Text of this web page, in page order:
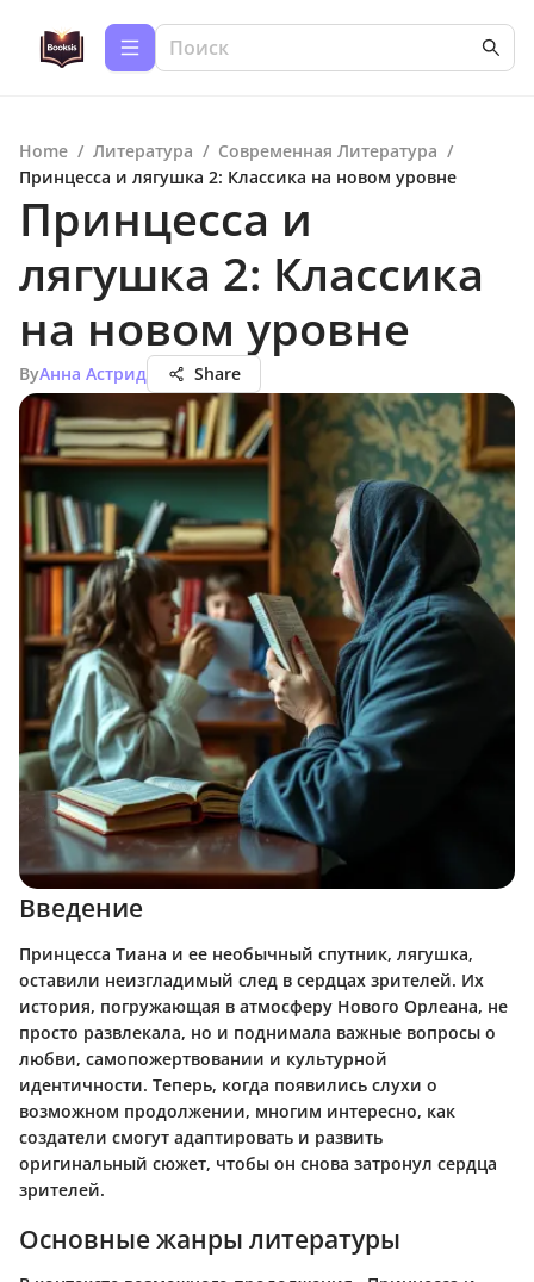
Home / Литература / Современная Литература /
Принцесса и лягушка 2: Классика на новом уровне
Принцесса и
лягушка 2: Классика
на новом уровне
ByАнна Астрид Share
Введение
Принцесса Тиана и ее необычный спутник, лягушка,
оставили неизгладимый след в сердцах зрителей. Их
история, погружающая в атмосферу Нового Орлеана, не
просто развлекала, но и поднимала важные вопросы о
любви, самопожертвовании и культурной
идентичности. Теперь, когда появились слухи о
возможном продолжении, многим интересно, как
создатели смогут адаптировать и развить
оригинальный сюжет, чтобы он снова затронул сердца
зрителей.
Основные жанры литературы